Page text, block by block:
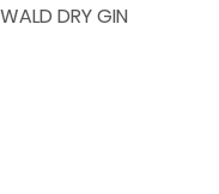
DRY GIN